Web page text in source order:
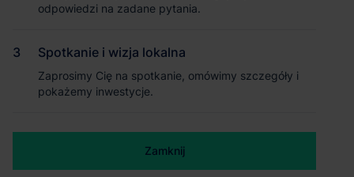
Magazyn Fortress Logistics Park
Szprotawa
odpowiedzi na zadane pytania.
Spotkanie i wizja lokalna
Zaprosimy Cię na spotkanie, omówimy szczegóły i
pokażemy inwestycje.
Zamknij
Email służbowy
odpowiedzi na zadane pytania.
Spotkanie i wizja lokalna
Zaprosimy Cię na spotkanie, omówimy szczegóły i
pokażemy inwestycje.
Zamknij